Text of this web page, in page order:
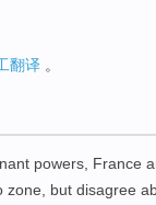
翻译 。
powers France
zone, but disagree